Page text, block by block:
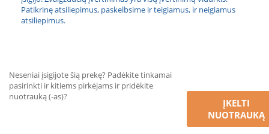
Patikrinę atsiliepimus, paskelbsime ir teigiamus, ir neigiamus
atsiliepimus.
Neseniai įsigijote šią prekę? Padėkite tinkamai
pasirinkti ir kitiems pirkėjams ir pridėkite
nuotrauką (-as)?
ĮKELTI
NUOTRAUKĄ